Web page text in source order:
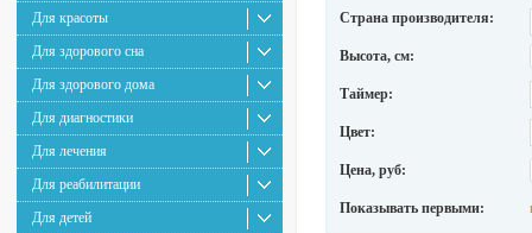
Для красоты
Для здорового сна
Для здорового дома
Для диагностики
Для лечения
Для реабилитации
Для детей
Страна производителя:
Высота, см:
Таймер:
Цвет:
Цена, руб:
Показывать первыми: